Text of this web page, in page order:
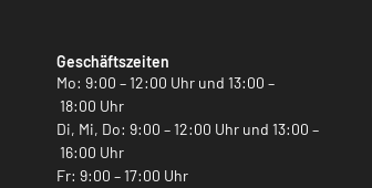
Geschäftszeiten
Mo: 9:00 – 12:00 Uhr und 13:00 –
18:00 Uhr
Di, Mi, Do: 9:00 – 12:00 Uhr und 13:00 –
16:00 Uhr
Fr: 9:00 – 17:00 Uhr